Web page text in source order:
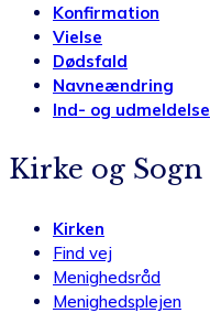
Konfirmation
Vielse
Dødsfald
Navneændring
Ind- og udmeldelse
Kirke og Sogn
Kirken
Find vej
Menighedsråd
Menighedsplejen